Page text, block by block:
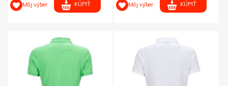
Môj výber KÚPIŤ Môj výber KÚPIŤ